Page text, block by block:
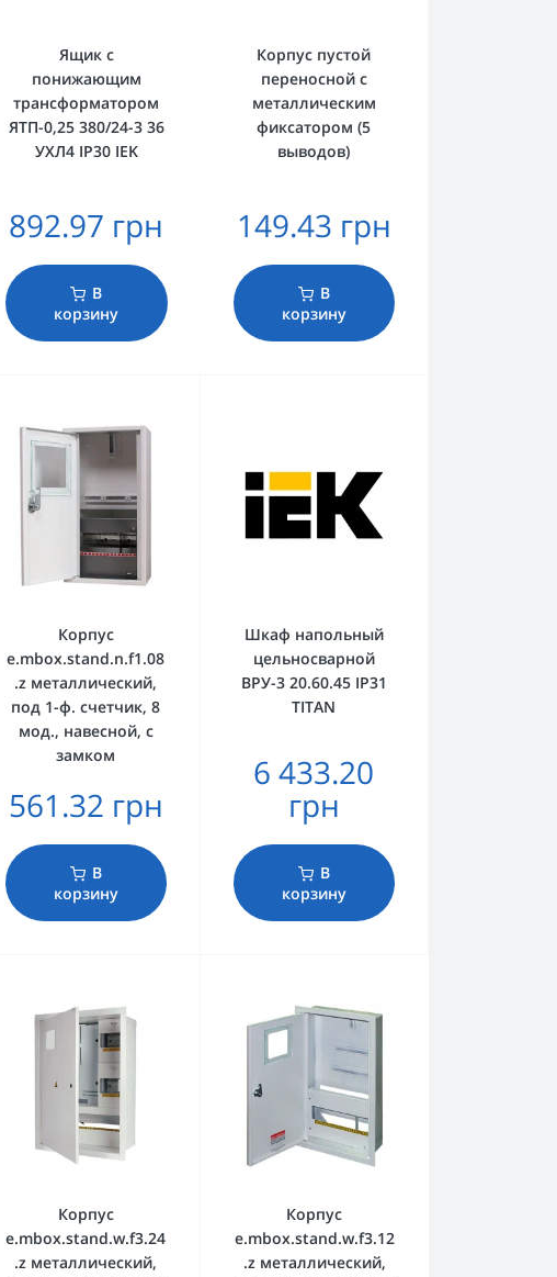
Ящик с
понижающим
трансформатором
ЯТП-0,25 380/24-3 36
УХЛ4 IP30 IEK
892.97 грн
В
корзину
Корпус пустой
переносной с
металлическим
фиксатором (5
выводов)
149.43 грн
В
корзину
Корпус
e.mbox.stand.n.f1.08
.z металлический,
под 1-ф. счетчик, 8
мод., навесной, с
замком
561.32 грн
В
корзину
Шкаф напольный
цельносварной
ВРУ-3 20.60.45 IP31
TITAN
6 433.20
грн
В
корзину
Корпус
e.mbox.stand.w.f3.24
.z металлический,
Корпус
e.mbox.stand.w.f3.12
.z металлический,